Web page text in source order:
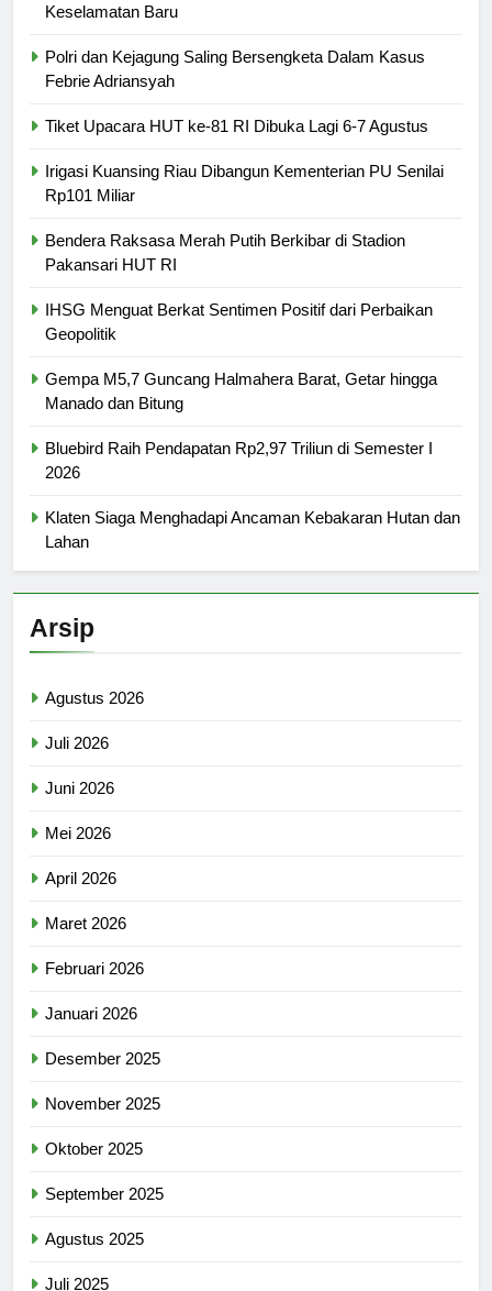
Keselamatan Baru
Polri dan Kejagung Saling Bersengketa Dalam Kasus
Febrie Adriansyah
Tiket Upacara HUT ke-81 RI Dibuka Lagi 6-7 Agustus
Irigasi Kuansing Riau Dibangun Kementerian PU Senilai
Rp101 Miliar
Bendera Raksasa Merah Putih Berkibar di Stadion
Pakansari HUT RI
IHSG Menguat Berkat Sentimen Positif dari Perbaikan
Geopolitik
Gempa M5,7 Guncang Halmahera Barat, Getar hingga
Manado dan Bitung
Bluebird Raih Pendapatan Rp2,97 Triliun di Semester I
2026
Klaten Siaga Menghadapi Ancaman Kebakaran Hutan dan
Lahan
Arsip
Agustus 2026
Juli 2026
Juni 2026
Mei 2026
April 2026
Maret 2026
Februari 2026
Januari 2026
Desember 2025
November 2025
Oktober 2025
September 2025
Agustus 2025
Juli 2025